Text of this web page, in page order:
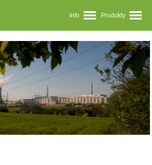
Info Produkty